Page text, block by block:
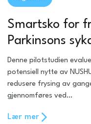
Smartsko for
Parkinsons
Denne pilotstudien
potensiell nytte av
redusere frysing av
gjennomføres ved…
Lær mer